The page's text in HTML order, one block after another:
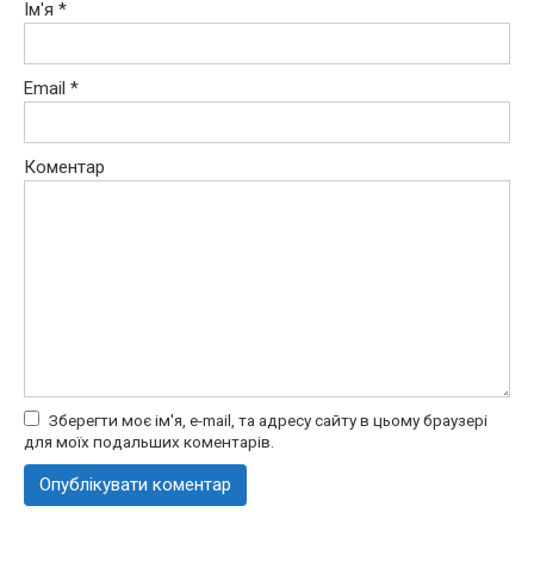
Ім'я *
Email *
Коментар
Зберегти моє ім'я, e-mail, та адресу сайту в цьому браузері
для моїх подальших коментарів.